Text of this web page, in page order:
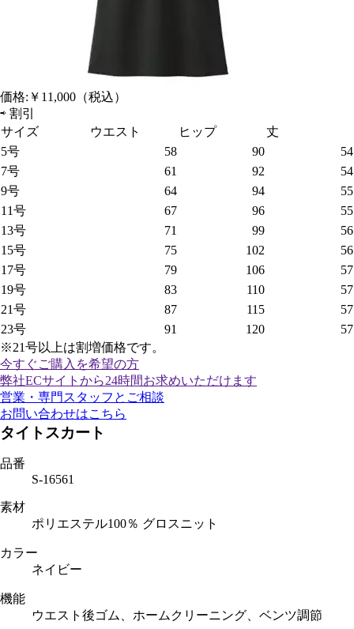
価格: ￥11,000 （税込）
⇨ 割引
サイズ
ウエスト ヒップ
丈
5号
58 90
54
7号
61 92
54
9号
64 94
55
11号
67 96
55
13号
71 99
56
15号
75 102
56
17号
79 106
57
19号
83 110
57
21号
87 115
57
23号
91 120
57
※21号以上は割増価格です。
今すぐご購入 を希望の方
弊社ECサイトから24時間お求めいただけます
営業・専門スタッフとご相談
お問い合わせはこちら
タイトスカート
品番
S-16561
素材
ポリエステル100％ グロスニット
カラー
ネイビー
機能
ウエスト後ゴム、ホームクリーニング、ベンツ調節